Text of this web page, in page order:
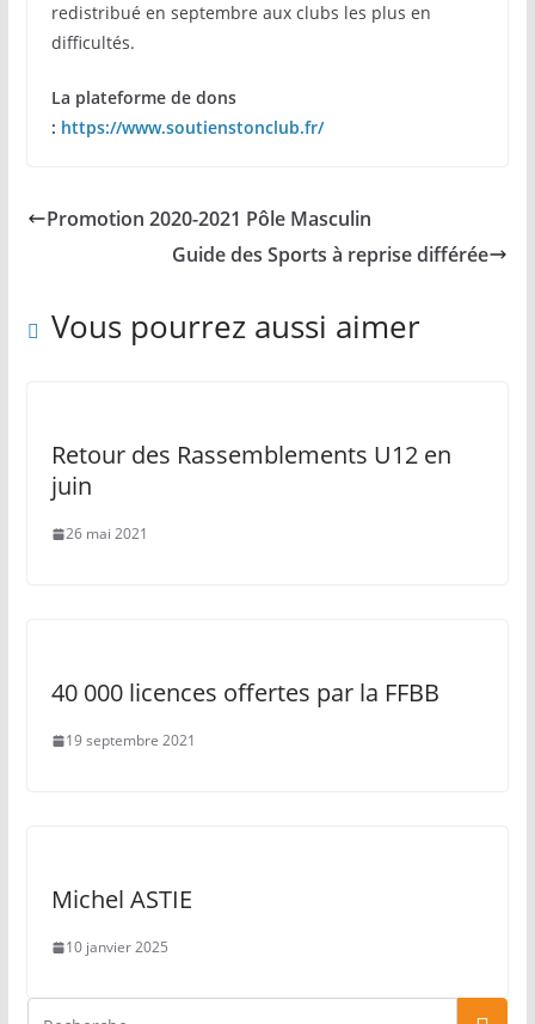
redistribué en septembre aux clubs les plus en
difficultés.
La plateforme de dons
: https://www.soutienstonclub.fr/
Promotion 2020-2021 Pôle Masculin
Guide des Sports à reprise différée
Vous pourrez aussi aimer
Retour des Rassemblements U12 en
juin
26 mai 2021
40 000 licences offertes par la FFBB
19 septembre 2021
Michel ASTIE
10 janvier 2025